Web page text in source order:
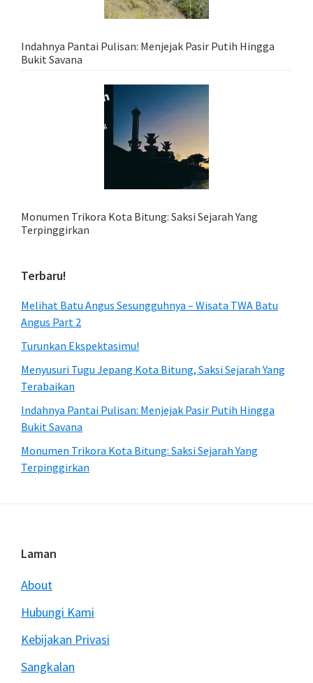
Indahnya Pantai Pulisan: Menjejak Pasir Putih Hingga
Bukit Savana
Monumen Trikora Kota Bitung: Saksi Sejarah Yang
Terpinggirkan
Terbaru!
Melihat Batu Angus Sesungguhnya – Wisata TWA Batu
Angus Part 2
Turunkan Ekspektasimu!
Menyusuri Tugu Jepang Kota Bitung, Saksi Sejarah Yang
Terabaikan
Indahnya Pantai Pulisan: Menjejak Pasir Putih Hingga
Bukit Savana
Monumen Trikora Kota Bitung: Saksi Sejarah Yang
Terpinggirkan
Footer
Laman
About
Hubungi Kami
Kebijakan Privasi
Sangkalan